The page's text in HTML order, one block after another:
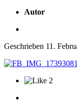
Autor
Geschrieben 11.
2